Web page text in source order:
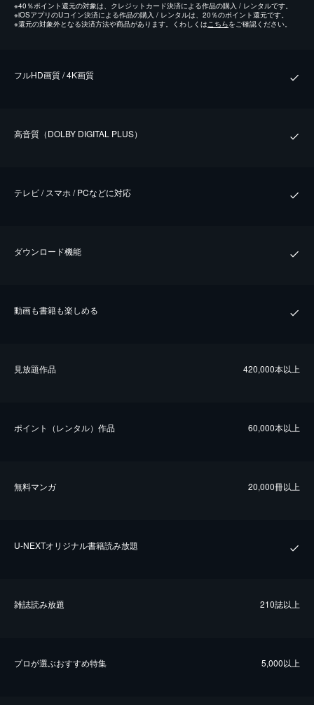
※40％ポイント還元の対象は、クレジットカード決済による作品の購入 / レンタルです。
※iOSアプリのUコイン決済による作品の購入 / レンタルは、20％のポイント還元です。
※還元の対象外となる決済方法や商品があります。くわしくはこちらをご確認ください。
フルHD画質 / 4K画質
⾼⾳質（DOLBY DIGITAL PLUS）
テレビ / スマホ / PCなどに対応
ダウンロード機能
動画も書籍も楽しめる
⾒放題作品 420,000本以上
ポイント（レンタル）作品 60,000本以上
無料マンガ 20,000冊以上
U-NEXTオリジナル書籍読み放題
雑誌読み放題 210誌以上
プロが選ぶおすすめ特集 5,000以上